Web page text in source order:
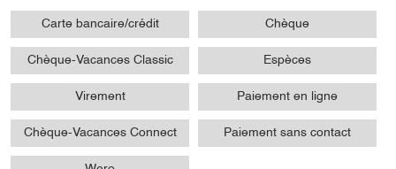
Carte bancaire/crédit Chèque
Chèque-Vacances Classic Espèces
Virement Paiement en ligne
Chèque-Vacances Connect Paiement sans contact